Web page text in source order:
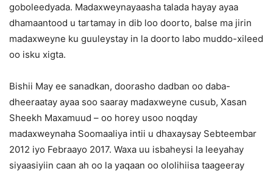
goboleedyada. Madaxweynayaasha talada hayay ayaa
dhamaantood u tartamay in dib loo doorto, balse ma jirin
madaxweyne ku guuleystay in la doorto labo muddo-xileed
oo isku xigta.
Bishii May ee sanadkan, doorasho dadban oo daba-
dheeraatay ayaa soo saaray madaxweyne cusub, Xasan
Sheekh Maxamuud – oo horey usoo noqday
madaxweynaha Soomaaliya intii u dhaxaysay Sebteembar
2012 iyo Febraayo 2017. Waxa uu isbaheysi la leeyahay
siyaasiyiin caan ah oo la yaqaan oo ololihiisa taageeray